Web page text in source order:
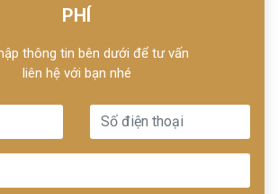
PHÍ
thông tin bên dưới để tư vấn
liên hệ với bạn nhé